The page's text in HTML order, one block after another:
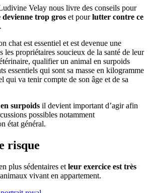
Velay nous livre des conseils pour
devienne trop gros et pourlutter contre ce
chat est essentiel et est devenue une
les propriétaires soucieux de la santé de leur
qualifier un animal en surpoids
essentiels qui sont sa masse en kilogramme
qui va tenir compte de son âge et de sa
surpoids il devient important d’agir afin
possibles notamment
état général.
risque
plus sédentaires et leur exercice est très
vivant en appartement.